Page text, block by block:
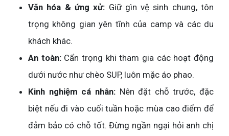
Văn hóa & ứng xử: Giữ gìn vệ sinh chung, tôn
trọng không gian yên tĩnh của camp và các du
khách khác.
An toàn:Cẩn trọng khi tham gia các hoạt động
dưới nước như chèo SUP, luôn mặc áo phao.
Kinh nghiệm cá nhân:Nên đặt chỗ trước, đặc
biệt nếu đi vào cuối tuần hoặc mùa cao điểm để
đảm bảo có chỗ tốt. Đừng ngần ngại hỏi anh chị